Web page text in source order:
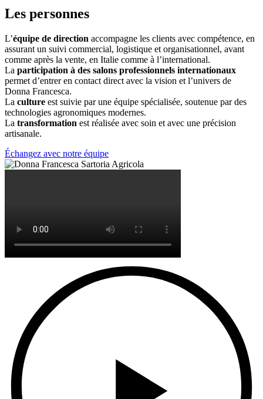
Les personnes
L’équipe de direction accompagne les clients avec compétence, en
assurant un suivi commercial, logistique et organisationnel, avant
comme après la vente, en Italie comme à l’international.
La participation à des salons professionnels internationaux
permet d’entrer en contact direct avec la vision et l’univers de
Donna Francesca.
La culture est suivie par une équipe spécialisée, soutenue par des
technologies agronomiques modernes.
La transformation est réalisée avec soin et avec une précision
artisanale.
Échangez avec notre équipe